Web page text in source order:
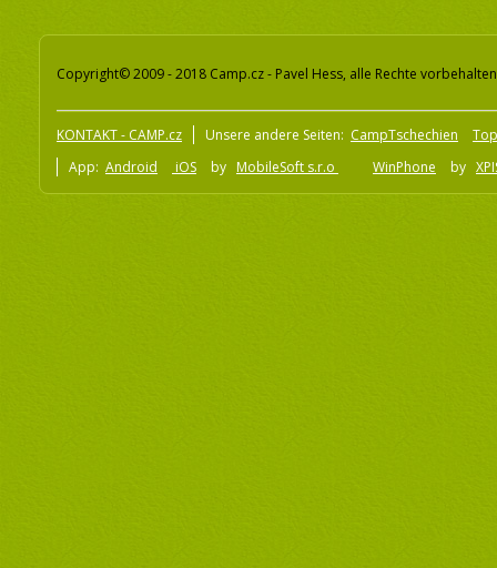
Copyright© 2009 - 2018 Camp.cz - Pavel Hess, alle Rechte vorbehalten
KONTAKT - CAMP.cz Unsere andere Seiten: CampTschechien
App: Android iOS by MobileSoft s.r.o WinPhone by